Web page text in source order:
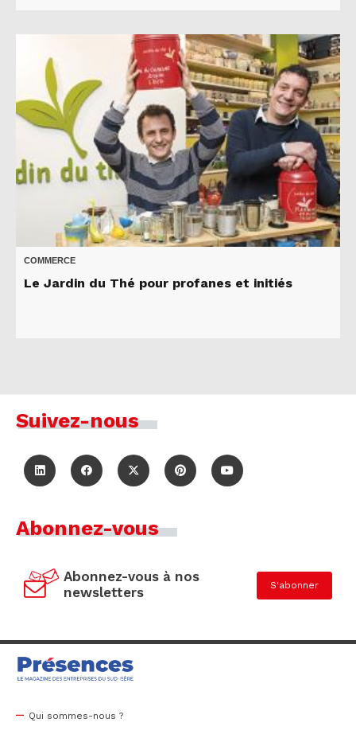
COMMERCE
Le Jardin du Thé pour profanes et initiés
Suivez-nous
Abonnez-vous
Abonnez-vous à nos
newsletters
S'abonner
Qui sommes-nous ?